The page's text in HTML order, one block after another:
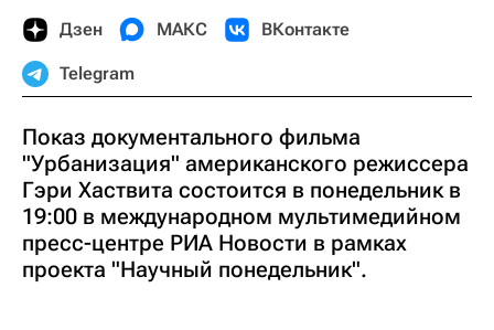
Дзен МАКС ВКонтакте
Telegram
Показ документального фильма
"Урбанизация" американского режиссера
Гэри Хаствита состоится в понедельник в
19:00 в международном мультимедийном
пресс-центре РИА Новости в рамках
проекта "Научный понедельник".